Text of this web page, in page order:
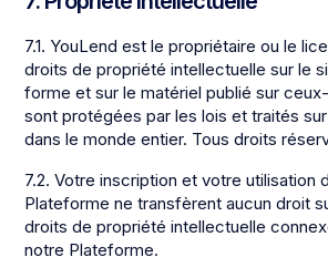
7.1. YouLend est le propriétaire ou le
droits de propriété intellectuelle sur le
forme et sur le matériel publié sur
sont protégées par les lois et traités
dans le monde entier. Tous droits
7.2. Votre inscription et votre utilisation
Plateforme ne transfèrent aucun droit
droits de propriété intellectuelle
notre Plateforme.